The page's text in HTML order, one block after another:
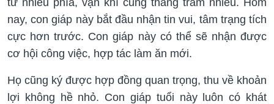
nay, con giáp này bắt đầu nhận tin vui, tâm trạng tích
cực hơn trước. Con giáp này có thể sẽ nhận được
cơ hội công việc, hợp tác làm ăn mới.
Họ cũng ký được hợp đồng quan trọng, thu về khoản
lợi không hề nhỏ. Con giáp tuổi này luôn có khát